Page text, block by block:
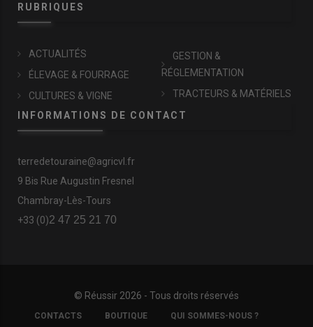
RUBRIQUES
ACTUALITÉS
ÉLEVAGE & FOURRAGE
CULTURES & VIGNE
GESTION &
RÉGLEMENTATION
TRACTEURS & MATÉRIELS
INFORMATIONS DE CONTACT
terredetouraine@agricvl.fr
9 Bis Rue Augustin Fresnel
Chambray-Lès-Tours
+33 (0)2 47 25 21 70
© Réussir 2026 - Tous droits réservés
FOOTER
COPYRIGHT
CONTACTS BOUTIQUE QUI SOMMES-NOUS ?